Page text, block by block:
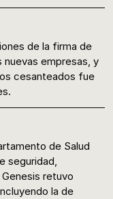
de la firma de
empresas, y
cesanteados fue
de Salud
seguridad,
retuvo
la de